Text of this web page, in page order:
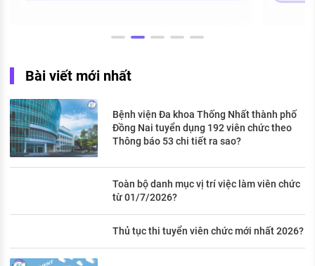
Bài viết mới nhất
Bệnh viện Đa khoa Thống Nhất thành phố
Đồng Nai tuyển dụng 192 viên chức theo
Thông báo 53 chi tiết ra sao?
Toàn bộ danh mục vị trí việc làm viên chức
từ 01/7/2026?
Thủ tục thi tuyển viên chức mới nhất 2026?